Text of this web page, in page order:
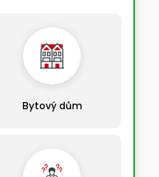
Bytový dům